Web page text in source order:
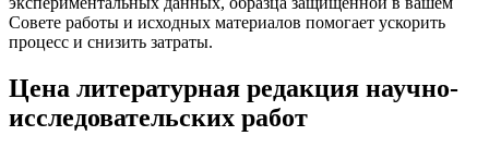
Совете работы и исходных материалов помогает ускорить
процесс и снизить затраты.
Цена литературная редакция научно-
исследовательских работ